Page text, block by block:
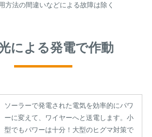
方法の間違いなどによる故障は除く
による発電で作動
ソーラーで発電された電気を効率的にパワ
ーに変えて、ワイヤーへと送電します。小
型でもパワーは十分！大型のヒグマ対策で